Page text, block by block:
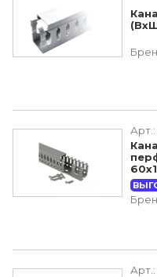
Арт.:
Арт.: